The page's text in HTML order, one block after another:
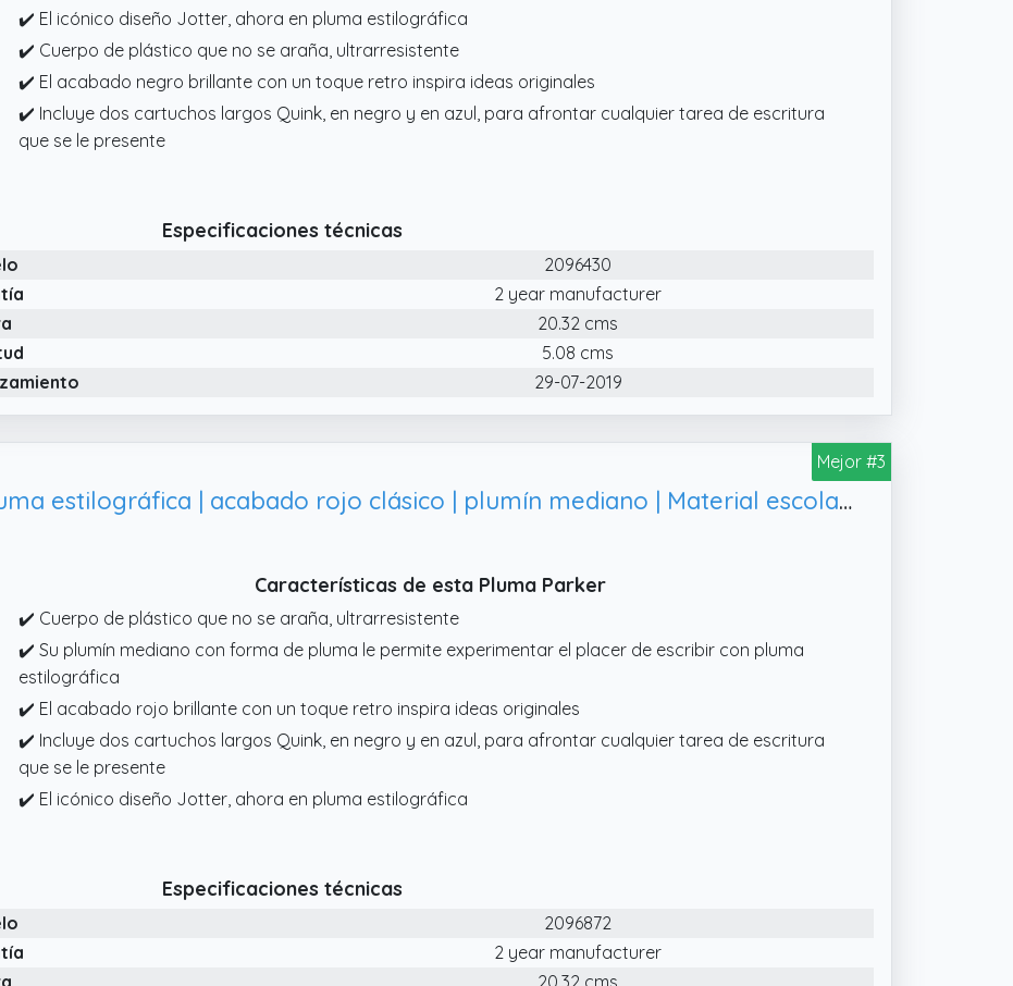
✔️ El icónico diseño Jotter, ahora en pluma estilográfica
✔️ Cuerpo de plástico que no se araña, ultrarresistente
✔️ El acabado negro brillante con un toque retro inspira ideas originales
✔️ Incluye dos cartuchos largos Quink, en negro y en azul, para afrontar cualquier tarea de escritura
que se le presente
Especificaciones técnicas
2096430
2 year manufacturer
20.32 cms
5.08 cms
29-07-2019
Mejor #3
Parker Jotter Originals pluma estilográfica | acabado rojo clásico | plumín mediano | Material escolar | tinta negra y azul
Características de esta Pluma Parker
✔️ Cuerpo de plástico que no se araña, ultrarresistente
✔️ Su plumín mediano con forma de pluma le permite experimentar el placer de escribir con pluma
estilográfica
✔️ El acabado rojo brillante con un toque retro inspira ideas originales
✔️ Incluye dos cartuchos largos Quink, en negro y en azul, para afrontar cualquier tarea de escritura
que se le presente
✔️ El icónico diseño Jotter, ahora en pluma estilográfica
Especificaciones técnicas
2096872
2 year manufacturer
20.32 cms